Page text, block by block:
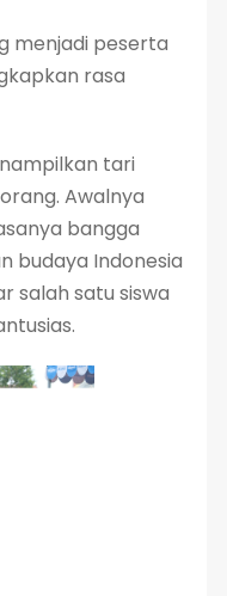
menjadi peserta
rasa
tari
Awalnya
bangga
budaya Indonesia
salah satu siswa